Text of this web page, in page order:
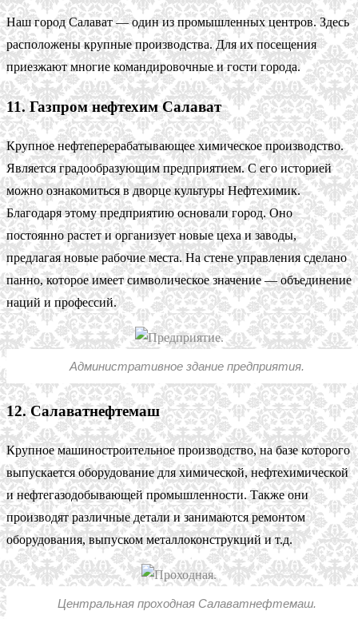
Наш город Салават — один из промышленных центров. Здесь
расположены крупные производства. Для их посещения
приезжают многие командировочные и гости города.
11. Газпром нефтехим Салават
Крупное нефтеперерабатывающее химическое производство.
Является градообразующим предприятием. С его историей
можно ознакомиться в дворце культуры Нефтехимик.
Благодаря этому предприятию основали город. Оно
постоянно растет и организует новые цеха и заводы,
предлагая новые рабочие места. На стене управления сделано
панно, которое имеет символическое значение — объединение
наций и профессий.
Административное здание предприятия.
12. Салаватнефтемаш
Крупное машиностроительное производство, на базе которого
выпускается оборудование для химической, нефтехимической
и нефтегазодобывающей промышленности. Также они
производят различные детали и занимаются ремонтом
оборудования, выпуском металлоконструкций и т.д.
Центральная проходная Салаватнефтемаш.